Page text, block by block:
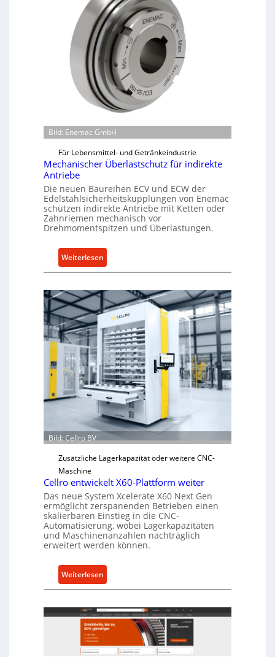
Bild: Enemac GmbH
Für Lebensmittel- und Getränkeindustrie
Mechanischer Überlastschutz für indirekte
Antriebe
Die neuen Baureihen ECV und ECW der
Edelstahlsicherheitskupplungen von Enemac
schützen indirekte Antriebe mit Ketten oder
Zahnriemen mechanisch vor
Drehmomentspitzen und Überlastungen.
Weiterlesen:
M
c
h
n
s
c
h
e
Ü
r
a
s
t
s
c
u
t
z
ü
r
i
Bild: Cellro BV
Zusätzliche Lagerkapazität oder weitere CNC-
Maschine
Cellro entwickelt X60-Plattform weiter
Das neue System Xcelerate X60 Next Gen
ermöglicht zerspanenden Betrieben einen
skalierbaren Einstieg in die CNC-
Automatisierung, wobei Lagerkapazitäten
und Maschinenanzahlen nachträglich
erweitert werden können.
Weiterlesen:
C
l
l